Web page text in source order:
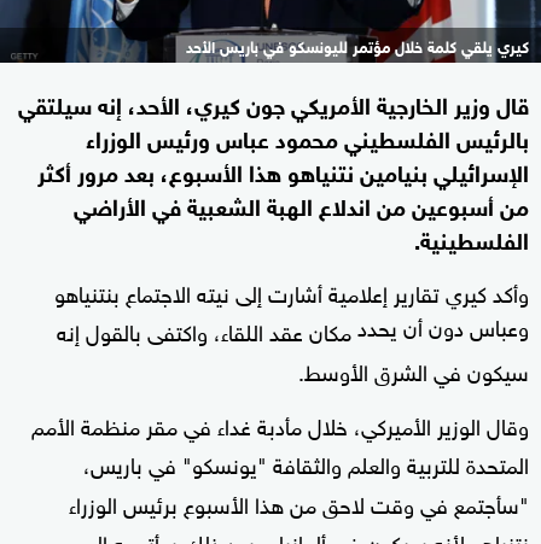
كيري يلقي كلمة خلال مؤتمر لليونسكو في باريس الأحد
قال وزير الخارجية الأمريكي جون كيري، الأحد، إنه سيلتقي
بالرئيس الفلسطيني محمود عباس ورئيس الوزراء
الإسرائيلي بنيامين نتنياهو هذا الأسبوع، بعد مرور أكثر
من أسبوعين من اندلاع الهبة الشعبية في الأراضي
الفلسطينية.
وأكد كيري تقارير إعلامية أشارت إلى نيته الاجتماع بنتنياهو
وعباس دون أن يحددمكان عقد اللقاء، واكتفى بالقول إنه
سيكون في الشرق الأوسط.
وقال الوزير الأميركي، خلال مأدبة غداء في مقر منظمة الأمم
المتحدة للتربية والعلم والثقافة "يونسكو" في باريس،
"سأجتمع في وقت لاحق من هذا الأسبوع برئيس الوزراء